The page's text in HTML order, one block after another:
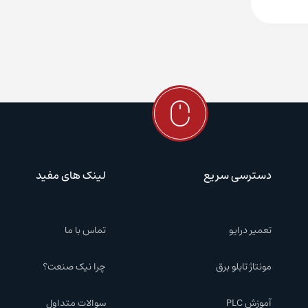
دسترسی سریع
تعمیر درایو
مونتاژ تابلو برق
آموزش PLC
لینک های مفید
تماس با ما
چرا نیک صنعت؟
سوالات متداول